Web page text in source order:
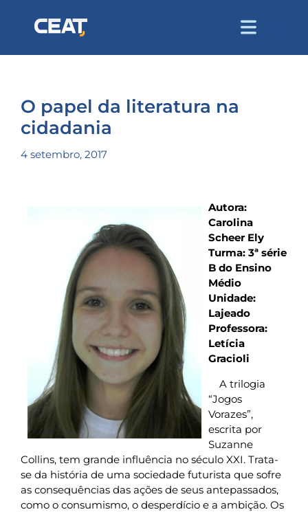
O papel da literatura na
cidadania
4 setembro, 2017
Autora:
Carolina
Scheer Ely
Turma: 3ª série
B do Ensino
Médio
Unidade:
Lajeado
Professora:
Letícia
Gracioli
A trilogia
“Jogos
Vorazes”,
escrita por
Suzanne
Collins, tem grande influência no século XXI. Trata-
se da história de uma sociedade futurista que sofre
as consequências das ações de seus antepassados,
como o consumismo, o desperdício e a ambição. Os